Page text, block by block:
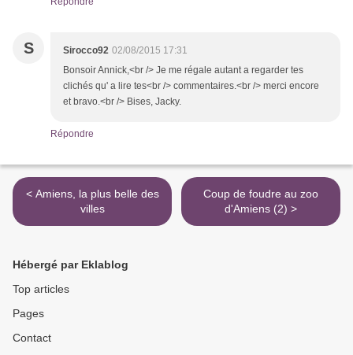
S Sirocco92 02/08/2015 17:31
Bonsoir Annick,<br /> Je me régale autant a regarder tes
clichés qu' a lire tes<br /> commentaires.<br /> merci encore
et bravo.<br /> Bises, Jacky.
Répondre
< Amiens, la plus belle des
villes
Coup de foudre au zoo
d'Amiens (2) >
Hébergé par Eklablog
Top articles
Pages
Contact